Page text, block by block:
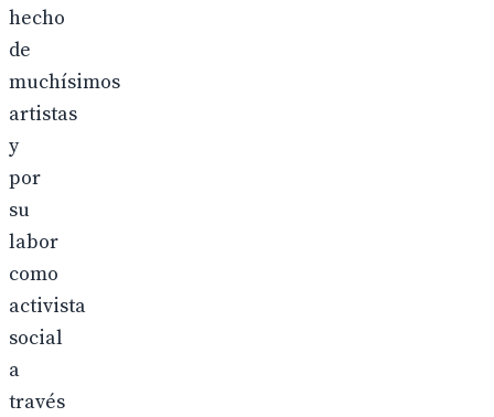
hecho
de
muchísimos
artistas
y
por
su
labor
como
activista
social
a
través